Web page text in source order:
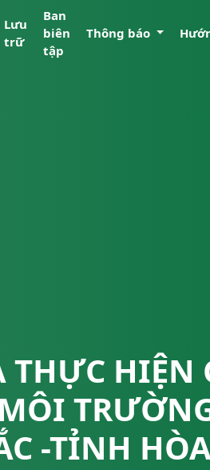
Lưu
trữ
Ban
biên
tập
Thông báo
HIỆN
-TỈNH